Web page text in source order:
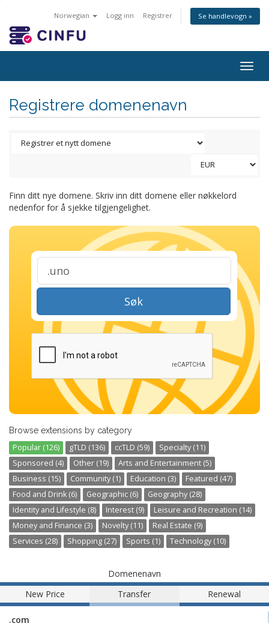
Norwegian Logg inn Registrer Se handlevogn »
Registrere domenenavn
Finn ditt nye domene. Skriv inn ditt domene eller nøkkelord
nedenfor for å sjekke tilgjengelighet.
Søk
Browse extensions by category
Popular (126) gTLD (136) ccTLD (59)
Specialty (11)
Sponsored (4)
Other (19)
Arts and Entertainment (5)
Business (15)
Community (1) Education (3)
Featured (47)
Food and Drink (6)
Geographic (6)
Geography (28)
Identity and Lifestyle (8)
Interest (9)
Leisure and Recreation (14)
Money and Finance (3)
Novelty (11)
Real Estate (9)
Services (28)
Shopping (27) Sports (1) Technology (10)
Domenenavn
New Price
Transfer Renewal
.com